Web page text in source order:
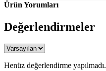
Ürün Yorumları
Değerlendirmeler
Henüz değerlendirme yapılmadı.